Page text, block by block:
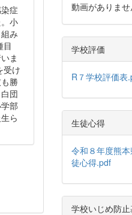
症
小
み
目
ま
受け
勝
団
部
ら
動画がありませ
学校評価
R７学校評価表
生徒心得
令和８年度熊
徒心得.pdf
学校いじめ防